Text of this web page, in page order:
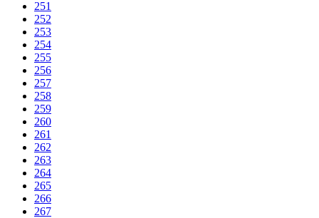
251
252
253
254
255
256
257
258
259
260
261
262
263
264
265
266
267